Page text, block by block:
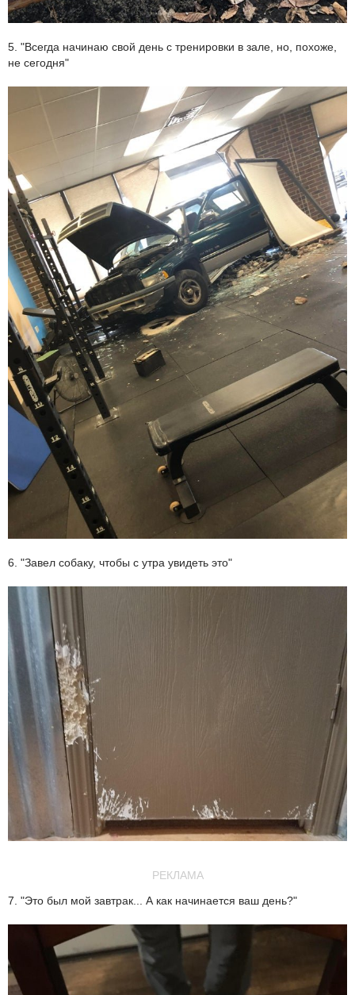
5. "Всегда начинаю свой день с тренировки в зале, но, похоже,
не сегодня"
6. "Завел собаку, чтобы с утра увидеть это"
РЕКЛАМА
7. "Это был мой завтрак... А как начинается ваш день?"